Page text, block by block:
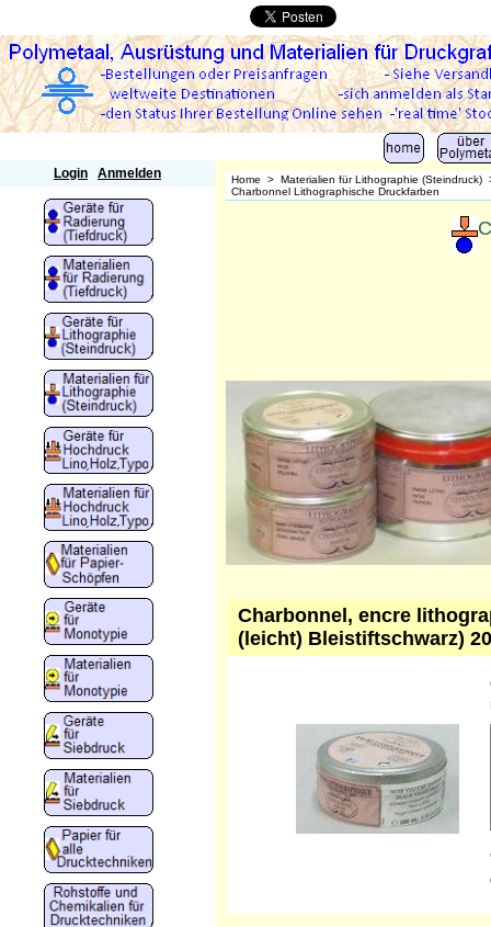
Login Anmelden Home > Materialien für Lithographie (Steindruck)
Charbonnel Lithographische Druckfarben
Charbonnel, encre
(leicht) Bleistiftschwarz)